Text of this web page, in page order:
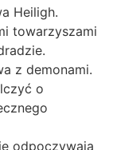
Heiligh.
towarzyszami
z demonami.
o
odpoczywają